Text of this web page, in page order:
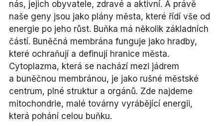
nás, jejich obyvatele, zdravé a aktivní. A právě
naše geny jsou jako plány města, které řídí vše od
energie po jeho růst. Buňka má několik základních
částí. Buněčná membrána funguje jako hradby,
které ochraňují a definují hranice města.
Cytoplazma, která se nachází mezi jádrem
a buněčnou membránou, je jako rušné městské
centrum, plné struktur a orgánů. Zde najdeme
mitochondrie, malé továrny vyrábějící energii,
která pohání celou buňku.